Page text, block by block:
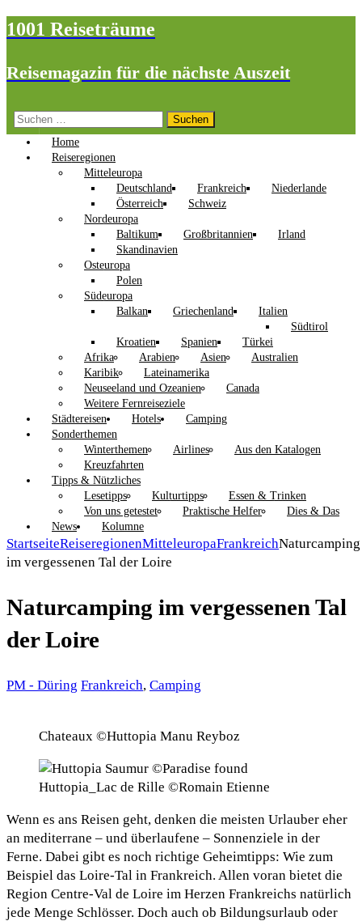
1001 Reiseträume
Reisemagazin für die nächste Auszeit
Suchen
nach:
Home
Reiseregionen
Mitteleuropa
Deutschland
Frankreich
Niederlande
Österreich
Schweiz
Nordeuropa
Baltikum
Großbritannien
Irland
Skandinavien
Osteuropa
Polen
Südeuropa
Balkan
Griechenland
Italien
Südtirol
Kroatien
Spanien
Türkei
Afrika
Arabien Asien
Australien
Karibik
Lateinamerika
Neuseeland und Ozeanien
Canada
Weitere Fernreiseziele
Städtereisen
Hotels
Camping
Sonderthemen
Winterthemen
Airlines
Aus den Katalogen
Kreuzfahrten
Tipps & Nützliches
Lesetipps
Kulturtipps
Essen & Trinken
Von uns getestet
Praktische Helfer
Dies & Das
News
Kolumne
StartseiteReiseregionenMitteleuropaFrankreichNaturcamping
im vergessenen Tal der Loire
Naturcamping im vergessenen Tal
der Loire
PM - Düring Frankreich, Camping
Chateaux ©Huttopia Manu Reyboz
Huttopia_Lac de Rille ©Romain Etienne
Wenn es ans Reisen geht, denken die meisten Urlauber eher
an mediterrane – und überlaufene – Sonnenziele in der
Ferne. Dabei gibt es noch richtige Geheimtipps: Wie zum
Beispiel das Loire-Tal in Frankreich. Allen voran bietet die
Region Centre-Val de Loire im Herzen Frankreichs natürlich
jede Menge Schlösser. Doch auch ob Bildungsurlaub oder